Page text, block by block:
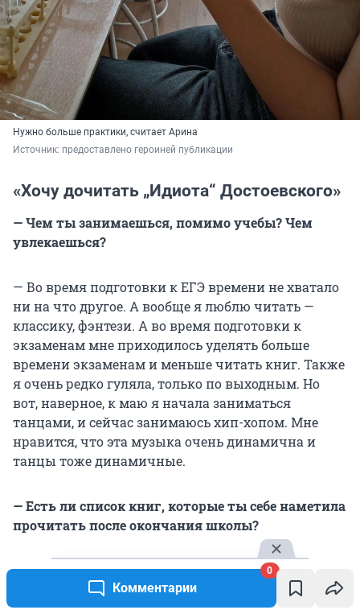
Комментарии
0
Нужно больше практики, считает Арина
Источник: предоставлено героиней публикации
«Хочу дочитать „Идиота“ Достоевского»
— Чем ты занимаешься, помимо учебы? Чем
увлекаешься?
— Во время подготовки к ЕГЭ времени не хватало
ни на что другое. А вообще я люблю читать —
классику, фэнтези. А во время подготовки к
экзаменам мне приходилось уделять больше
времени экзаменам и меньше читать книг. Также
я очень редко гуляла, только по выходным. Но
вот, наверное, к маю я начала заниматься
танцами, и сейчас занимаюсь хип-хопом. Мне
нравится, что эта музыка очень динамична и
танцы тоже динамичные.
— Есть ли список книг, которые ты себе наметила
прочитать после окончания школы?
— Да, я хочу дочитать «Идиота» Достоевского.
Начала читать перед ЕГЭ, но это большая книга,
которую сложно читать, потому что надо сидеть и